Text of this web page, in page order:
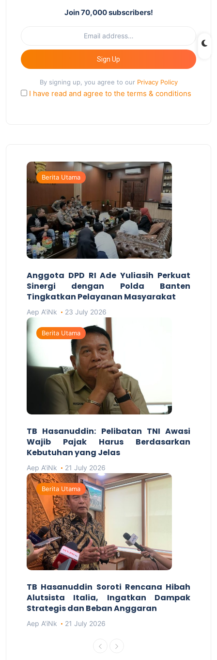
Join 70,000 subscribers!
Sign Up
By signing up, you agree to our Privacy Policy
I have read and agree to the terms & conditions
Berita Utama
Anggota DPD RI Ade Yuliasih Perkuat
Sinergi dengan Polda Banten
Tingkatkan Pelayanan Masyarakat
Aep A'iNk 23 July 2026
Berita Utama
TB Hasanuddin: Pelibatan TNI Awasi
Wajib Pajak Harus Berdasarkan
Kebutuhan yang Jelas
Aep A'iNk 21 July 2026
Berita Utama
TB Hasanuddin Soroti Rencana Hibah
Alutsista Italia, Ingatkan Dampak
Strategis dan Beban Anggaran
Aep A'iNk 21 July 2026